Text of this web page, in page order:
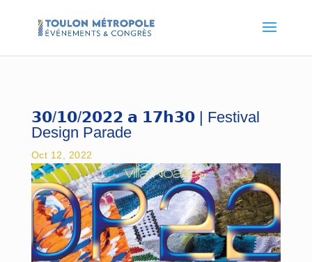
𝟯𝟬/𝟭𝟬/𝟮𝟬𝟮𝟮 𝗮 𝟭𝟳𝗵𝟯𝟬 | Festival
Design Parade
Oct 12, 2022